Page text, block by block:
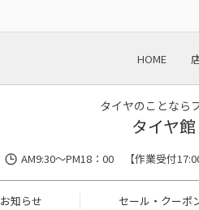
HOME
タイヤのことなら
タイヤ
AM9:30～PM18：00 【作業受付
お知らせ セール・クーポ